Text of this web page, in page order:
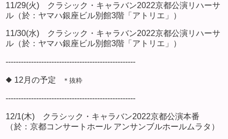
11/29(火) クラシック・キャラバン2022京都公演リハーサ
ル（於：ヤマハ銀座ビル別館3階「アトリエ」）
11/30(水) クラシック・キャラバン2022京都公演リハーサ
ル（於：ヤマハ銀座ビル別館3階「アトリエ」）
---------------------------------------------------
◆ 12月の予定 ＊抜粋
---------------------------------------------------
12/1(木) クラシック・キャラバン2022京都公演本番
（於：京都コンサートホール アンサンブルホールムラタ）